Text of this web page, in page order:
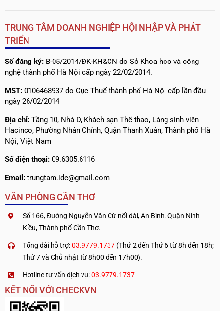
TRUNG TÂM DOANH NGHIỆP HỘI NHẬP VÀ PHÁT
TRIỂN
Số đăng ký: B-05/2014/ĐK-KH&CN do Sở Khoa học và công
nghệ thành phố Hà Nội cấp ngày 22/02/2014.
MST: 0106468937 do Cục Thuế thành phố Hà Nội cấp lần đầu
ngày 26/02/2014
Địa chỉ: Tầng 10, Nhà D, Khách sạn Thể thao, Làng sinh viên
Hacinco, Phường Nhân Chính, Quận Thanh Xuân, Thành phố Hà
Nội, Việt Nam
Số điện thoại: 09.6305.6116
Email: trungtam.ide@gmail.com
VĂN PHÒNG CẦN THƠ
Số 166, Đường Nguyễn Văn Cừ nối dài, An Bình, Quận Ninh
Kiều, Thành phố Cần Thơ.
Tổng đài hỗ trợ:03.9779.1737 (Thứ 2 đến Thứ 6 từ 8h đến 18h;
Thứ 7 và Chủ nhật từ 8h00 đến 17h00).
Hotline tư vấn dịch vụ:03.9779.1737
KẾT NỐI VỚI CHECKVN